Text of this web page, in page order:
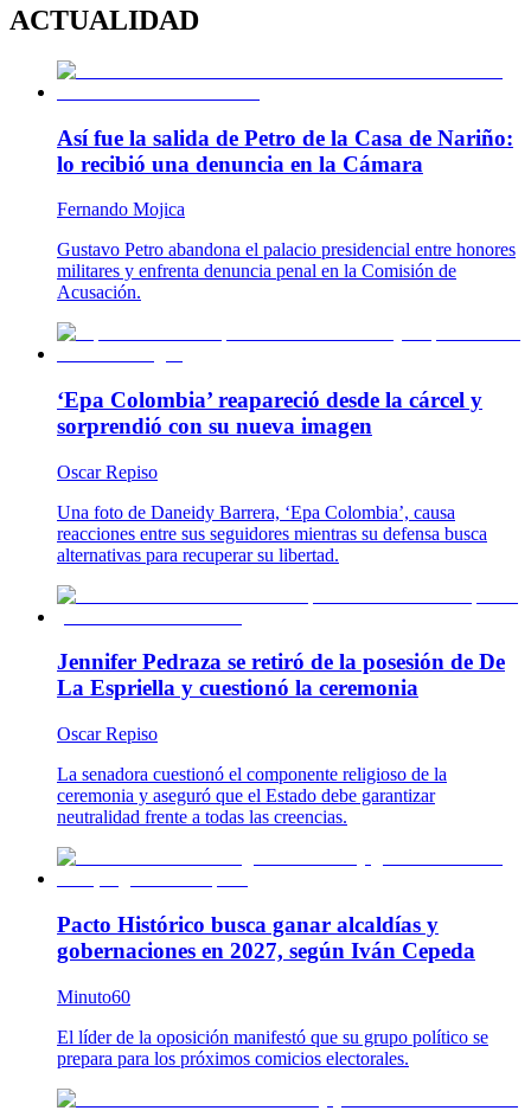
ACTUALIDAD
Así fue la salida de Petro de la Casa de Nariño:
lo recibió una denuncia en la Cámara
Fernando Mojica
Gustavo Petro abandona el palacio presidencial entre honores
militares y enfrenta denuncia penal en la Comisión de
Acusación.
‘Epa Colombia’ reapareció desde la cárcel y
sorprendió con su nueva imagen
Oscar Repiso
Una foto de Daneidy Barrera, ‘Epa Colombia’, causa
reacciones entre sus seguidores mientras su defensa busca
alternativas para recuperar su libertad.
Jennifer Pedraza se retiró de la posesión de De
La Espriella y cuestionó la ceremonia
Oscar Repiso
La senadora cuestionó el componente religioso de la
ceremonia y aseguró que el Estado debe garantizar
neutralidad frente a todas las creencias.
Pacto Histórico busca ganar alcaldías y
gobernaciones en 2027, según Iván Cepeda
Minuto60
El líder de la oposición manifestó que su grupo político se
prepara para los próximos comicios electorales.